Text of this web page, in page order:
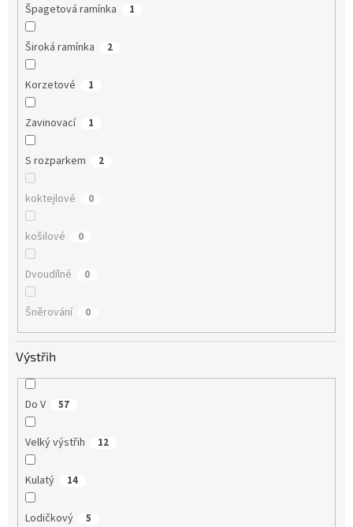
Špagetová ramínka 1
Široká ramínka 2
Korzetové 1
Zavinovací 1
S rozparkem 2
koktejlové 0
košilové 0
Dvoudílné 0
Šněrování 0
Výstřih
Do V 57
Velký výstřih 12
Kulatý 14
Lodičkový 5